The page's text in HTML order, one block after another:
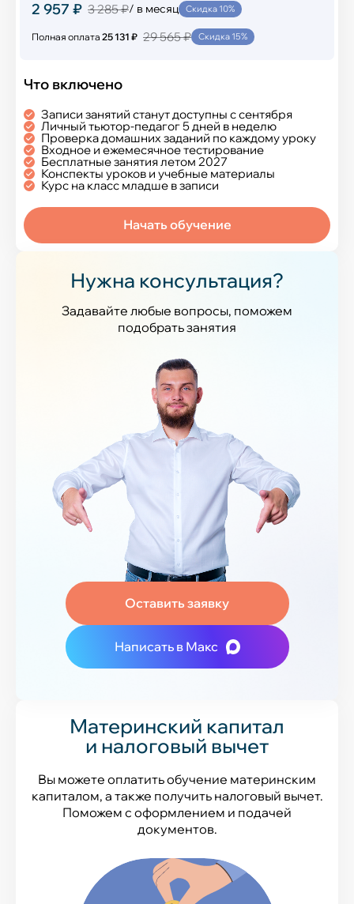
2 957 ₽ 3 285 ₽/ в месяц Скидка 10%
Полная оплата 25 131 ₽ 29 565 ₽ Скидка 15%
Что включено
Записи занятий станут доступны с сентября
Личный тьютор-педагог 5 дней в неделю
Проверка домашних заданий по каждому уроку
Входное и ежемесячное тестирование
Бесплатные занятия летом 2027
Конспекты уроков и учебные материалы
Курс на класс младше в записи
Начать обучение
Нужна консультация?
Задавайте любые вопросы, поможем
подобрать занятия
Оставить заявку
Написать в Макс
Материнский капитал
и налоговый вычет
Вы можете оплатить обучение материнским
капиталом, а также получить налоговый вычет.
Поможем с оформлением и подачей
документов.